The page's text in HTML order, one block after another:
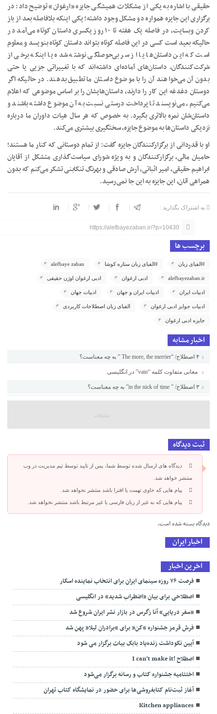
حقیقی با اشاره به یکی از مشکلات همیشگی جایزه «ارغوان» توضیح داد: در
برگزاری این جایزه همواره دو مشکل وجود داشته؛ یکی اینکه بلافاصله بعد از باز
کردن وبسایت، در فاصله یک هفته تا ۱۰ روز یکسری داستان کوتاه می‌آمد در
حالیکه بعید است کسی در این فاصله کوتاه بتواند داستان کوتاه بنویسد و معلوم
است که این داستان‌ها یا از سر بی‌حوصلگی نوشته شده یا اینکه برخی از
شرکت‌کنندگان، داستان‌های آماده‌ای داشته‌اند که با تغییراتی جزیی یا حتی
بدون آن می‌خواهند آن را با موضوع داستان ما تطبیق بدهند. در حالیکه اگر
دوستان دغدغه این کار را دارند، داستان‌هایشان را بر اساس موضوعی که اعلام
می‌کنیم، می‌نویسند تا پرداخت درستی نسبت به آن موضوع داشته باشند و
داستان‌شان نمره بالاتری بگیرد. به خصوص که هر سال هیات داوران ما درباره
نزدیکی داستان‌ها به موضوع جایزه، سختگیری بیشتری می‌کند.
او با قدردانی از برگزارکنندگان جایزه گفت: از تمام دوستانی که کنار ما هستند؛
حامیان مالی، برگزارکنندگان و به ویژه شورای سیاست‌گذاری متشکل از آقایان
ابراهیم حقیقی، امیر اثباتی، آرش صادقی و بهرنگ تنکابنی تشکر می‌کنم که بدون
همراهی آنان، این جایزه به این جا نمی‌رسید.
به اشتراک بگذارید :
https://alefbayezaban.ir/?p=10430
برچسب ها
#الفبای زبان #الفبای زبان ستاره کوشا alefbaye zaban
alefbayezaban.ir ادبی ارغوان ادبی ارغوان اوژن حقیقی
ادبیات ایران ادبیات ایران و جهان ادبیات جهان
ادبیات جوایز ادبی ارغوان الفبای زبان اصطلاحات کاربردی
جایزه ادبی ارغوان
اخبار مشابه
معانی متفاوت کلمه “vain” در انگلیسی
ثبت دیدگاه
دیدگاه های ارسال شده توسط شما، پس از تایید توسط تیم مدیریت در وب
منتشر خواهد شد.
پیام هایی که حاوی تهمت یا افترا باشد منتشر نخواهد شد.
پیام هایی که به غیر از زبان فارسی یا غیر مرتبط باشد منتشر نخواهد شد.
دیدگاه بسته شده است.
اخبار ایران
اخرین اخبار
فرصت ۷۶ روزه سینمای ایران برای انتخاب نماینده‌ اسکار
اصطلاحی برای بیان «اضطراب شدید» در انگلیسی
«سفر دریایی» آنا زگرس در بازار نشر ایران شروع شد
فرش قرمز جشنواره “کن” برای “برادران لیلا” پهن شد
آیین نکوداشت زنده‌یاد بابک بیات برگزار می شود
اصطلاح !I can’t make it
اختتامیه جشنواره کتاب و رسانه برگزار می‌شود
آغاز ثبت‌نام کتابفروشی‌ها برای حضور در نمایشگاه کتاب تهران
Kitchen appliances